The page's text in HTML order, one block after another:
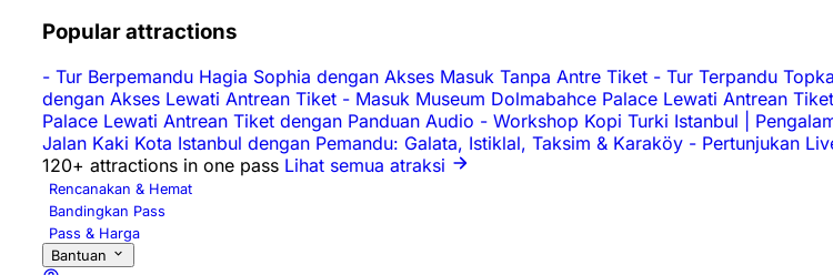
Popular attractions
- Tur Berpemandu Hagia Sophia dengan Akses Masuk Tanpa Antre Tiket - Tur Terpandu
dengan Akses Lewati Antrean Tiket - Masuk Museum Dolmabahce Palace Lewati Antrean
Palace Lewati Antrean Tiket dengan Panduan Audio - Workshop Kopi Turki Istanbul |
Jalan Kaki Kota Istanbul dengan Pemandu: Galata, Istiklal, Taksim & Karaköy - Pertunjukan
120+ attractions in one pass Lihat semua atraksi
Rencanakan & Hemat
Bandingkan Pass
Pass & Harga
Bantuan